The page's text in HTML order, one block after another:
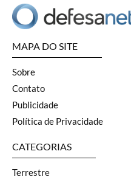
MAPA DO SITE
Sobre
Contato
Publicidade
Política de Privacidade
CATEGORIAS
Terrestre